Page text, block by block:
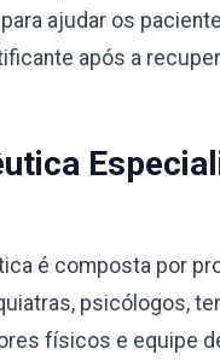
ajudar os
após a
é composta por
psicólogos,
físicos e equipe